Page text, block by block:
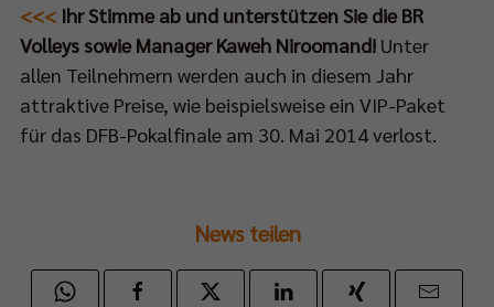
<<< Ihr Stimme ab und unterstützen Sie die BR
Volleys sowie Manager Kaweh Niroomand! Unter
allen Teilnehmern werden auch in diesem Jahr
attraktive Preise, wie beispielsweise ein VIP-Paket
für das DFB-Pokalfinale am 30. Mai 2014 verlost.
News teilen